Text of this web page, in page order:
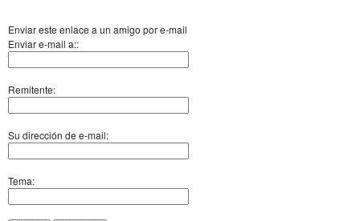
Enviar este enlace a un amigo por e-mail
Enviar e-mail a::
Remitente:
Su dirección de e-mail:
Tema: